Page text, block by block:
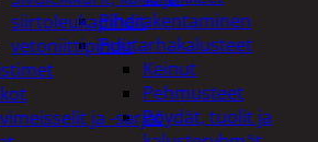
Piharakentaminen
Puutarhakalusteet
Keinut
Pehmusteet
Pöydät, tuolit ja
siirtoleukapihdit
vetoniittipihdit
ja -sarjat